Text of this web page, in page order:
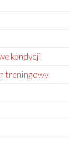
kondycji
treningowy